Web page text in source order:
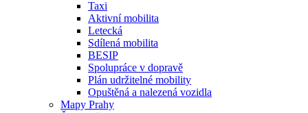
Taxi
Aktivní mobilita
Letecká
Sdílená mobilita
BESIP
Spolupráce v dopravě
Plán udržitelné mobility
Opuštěná a nalezená vozidla
Mapy Prahy